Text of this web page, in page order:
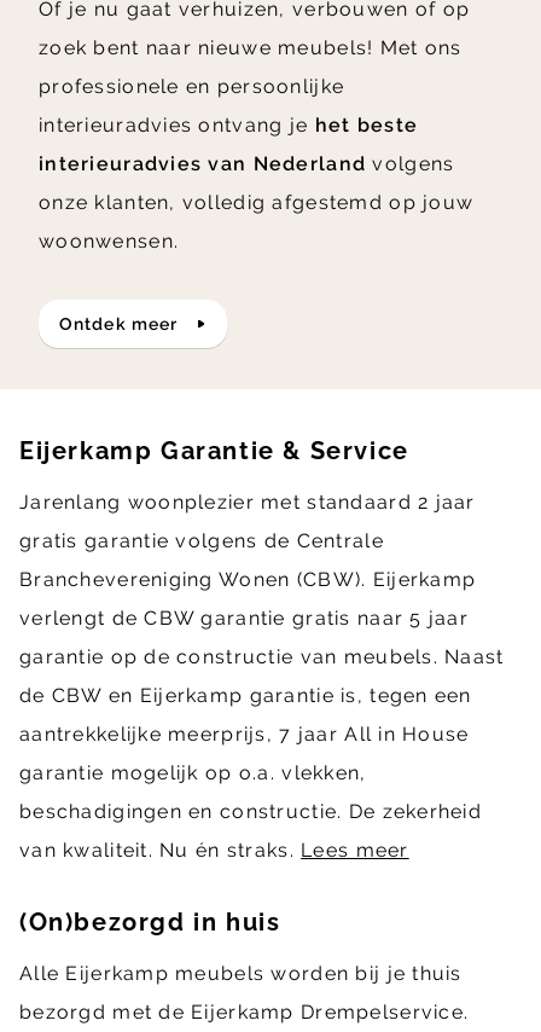
Of je nu gaat verhuizen, verbouwen of op
zoek bent naar nieuwe meubels! Met ons
professionele en persoonlijke
interieuradvies ontvang je het beste
interieuradvies van Nederland volgens
onze klanten, volledig afgestemd op jouw
woonwensen.
ontdek meer
Eijerkamp Garantie & Service
Jarenlang woonplezier met standaard 2 jaar
gratis garantie volgens de Centrale
Branchevereniging Wonen (CBW). Eijerkamp
verlengt de CBW garantie gratis naar 5 jaar
garantie op de constructie van meubels. Naast
de CBW en Eijerkamp garantie is, tegen een
aantrekkelijke meerprijs, 7 jaar All in House
garantie mogelijk op o.a. vlekken,
beschadigingen en constructie. De zekerheid
van kwaliteit. Nu én straks. Lees meer
(On)bezorgd in huis
Alle Eijerkamp meubels worden bij je thuis
bezorgd met de Eijerkamp Drempelservice.